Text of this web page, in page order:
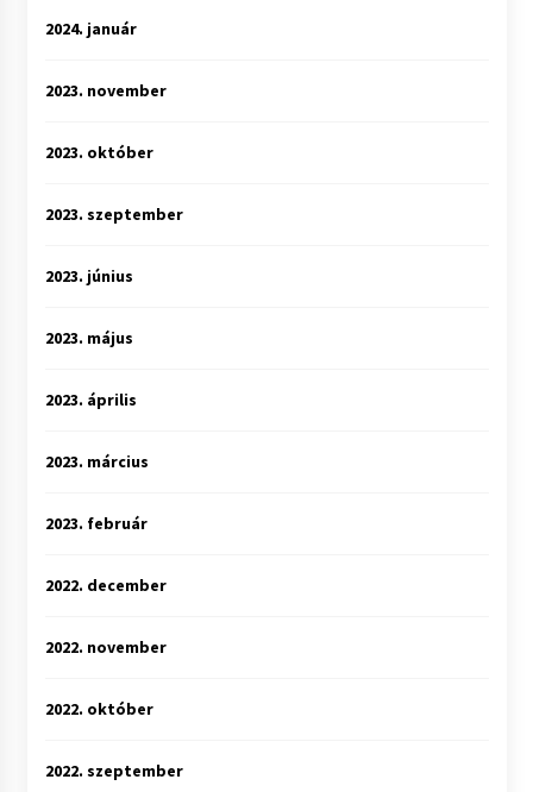
2024. január
2023. november
2023. október
2023. szeptember
2023. június
2023. május
2023. április
2023. március
2023. február
2022. december
2022. november
2022. október
2022. szeptember